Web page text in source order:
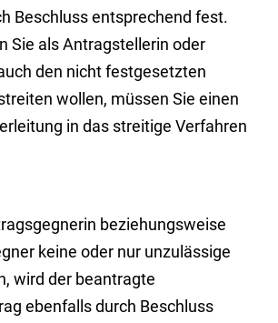
Beschluss entsprechend fest.
Sie als Antragstellerin oder
den nicht festgesetzten
wollen, müssen Sie einen
in das streitige Verfahren
beziehungsweise
keine oder nur unzulässige
wird der beantragte
ebenfalls durch Beschluss